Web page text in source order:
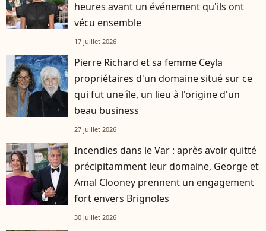
heures avant un événement qu'ils ont
vécu ensemble
17 juillet 2026
Pierre Richard et sa femme Ceyla
propriétaires d'un domaine situé sur ce
qui fut une île, un lieu à l'origine d'un
beau business
27 juillet 2026
Incendies dans le Var : après avoir quitté
précipitamment leur domaine, George et
Amal Clooney prennent un engagement
fort envers Brignoles
30 juillet 2026